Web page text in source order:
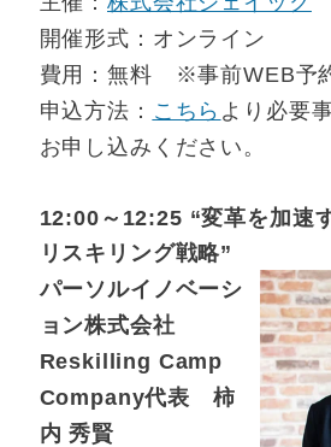
開催形式：オンライン
費用：無料 ※事前WEB予
申込方法： こちら より必要
お申し込みください。
12:00～12:25 “変革を加速
リスキリング戦略”
パーソルイノベーシ
ョン株式会社
Reskilling Camp
Company代表 柿
内 秀賢